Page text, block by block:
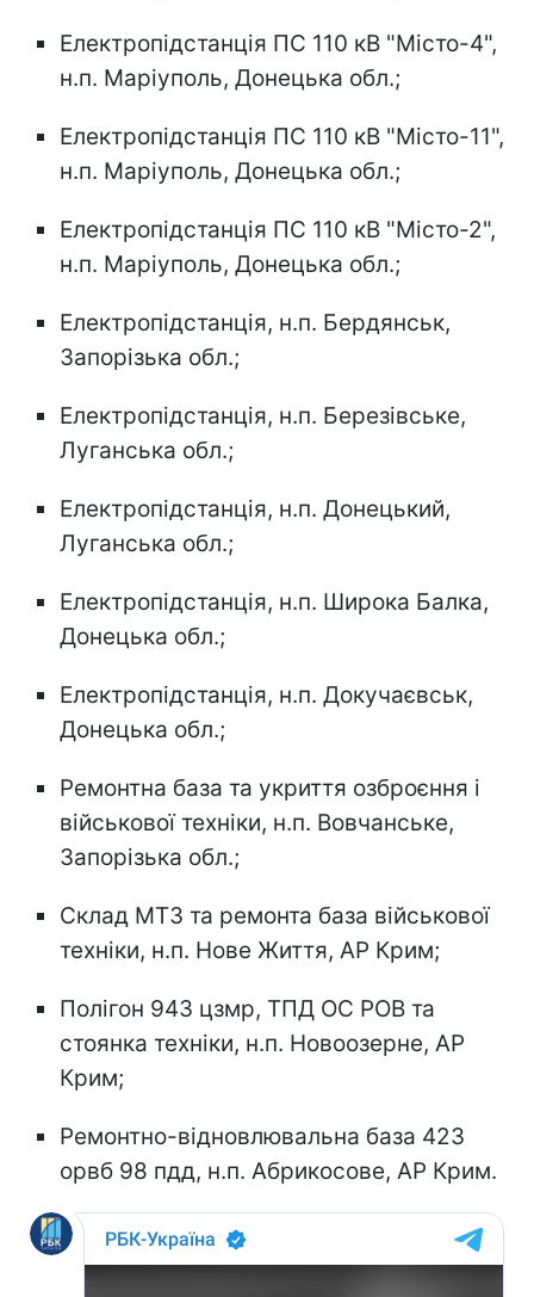
Електропідстанція ПС 110 кВ "Місто-4",
н.п. Маріуполь, Донецька обл.;
Електропідстанція ПС 110 кВ "Місто-11",
н.п. Маріуполь, Донецька обл.;
Електропідстанція ПС 110 кВ "Місто-2",
н.п. Маріуполь, Донецька обл.;
Електропідстанція, н.п. Бердянськ,
Запорізька обл.;
Електропідстанція, н.п. Березівське,
Луганська обл.;
Електропідстанція, н.п. Донецький,
Луганська обл.;
Електропідстанція, н.п. Широка Балка,
Донецька обл.;
Електропідстанція, н.п. Докучаєвськ,
Донецька обл.;
Ремонтна база та укриття озброєння і
військової техніки, н.п. Вовчанське,
Запорізька обл.;
Склад МТЗ та ремонта база військової
техніки, н.п. Нове Життя, АР Крим;
Полігон 943 цзмр, ТПД ОС РОВ та
стоянка техніки, н.п. Новоозерне, АР
Крим;
Ремонтно-відновлювальна база 423
орвб 98 пдд, н.п. Абрикосове, АР Крим.